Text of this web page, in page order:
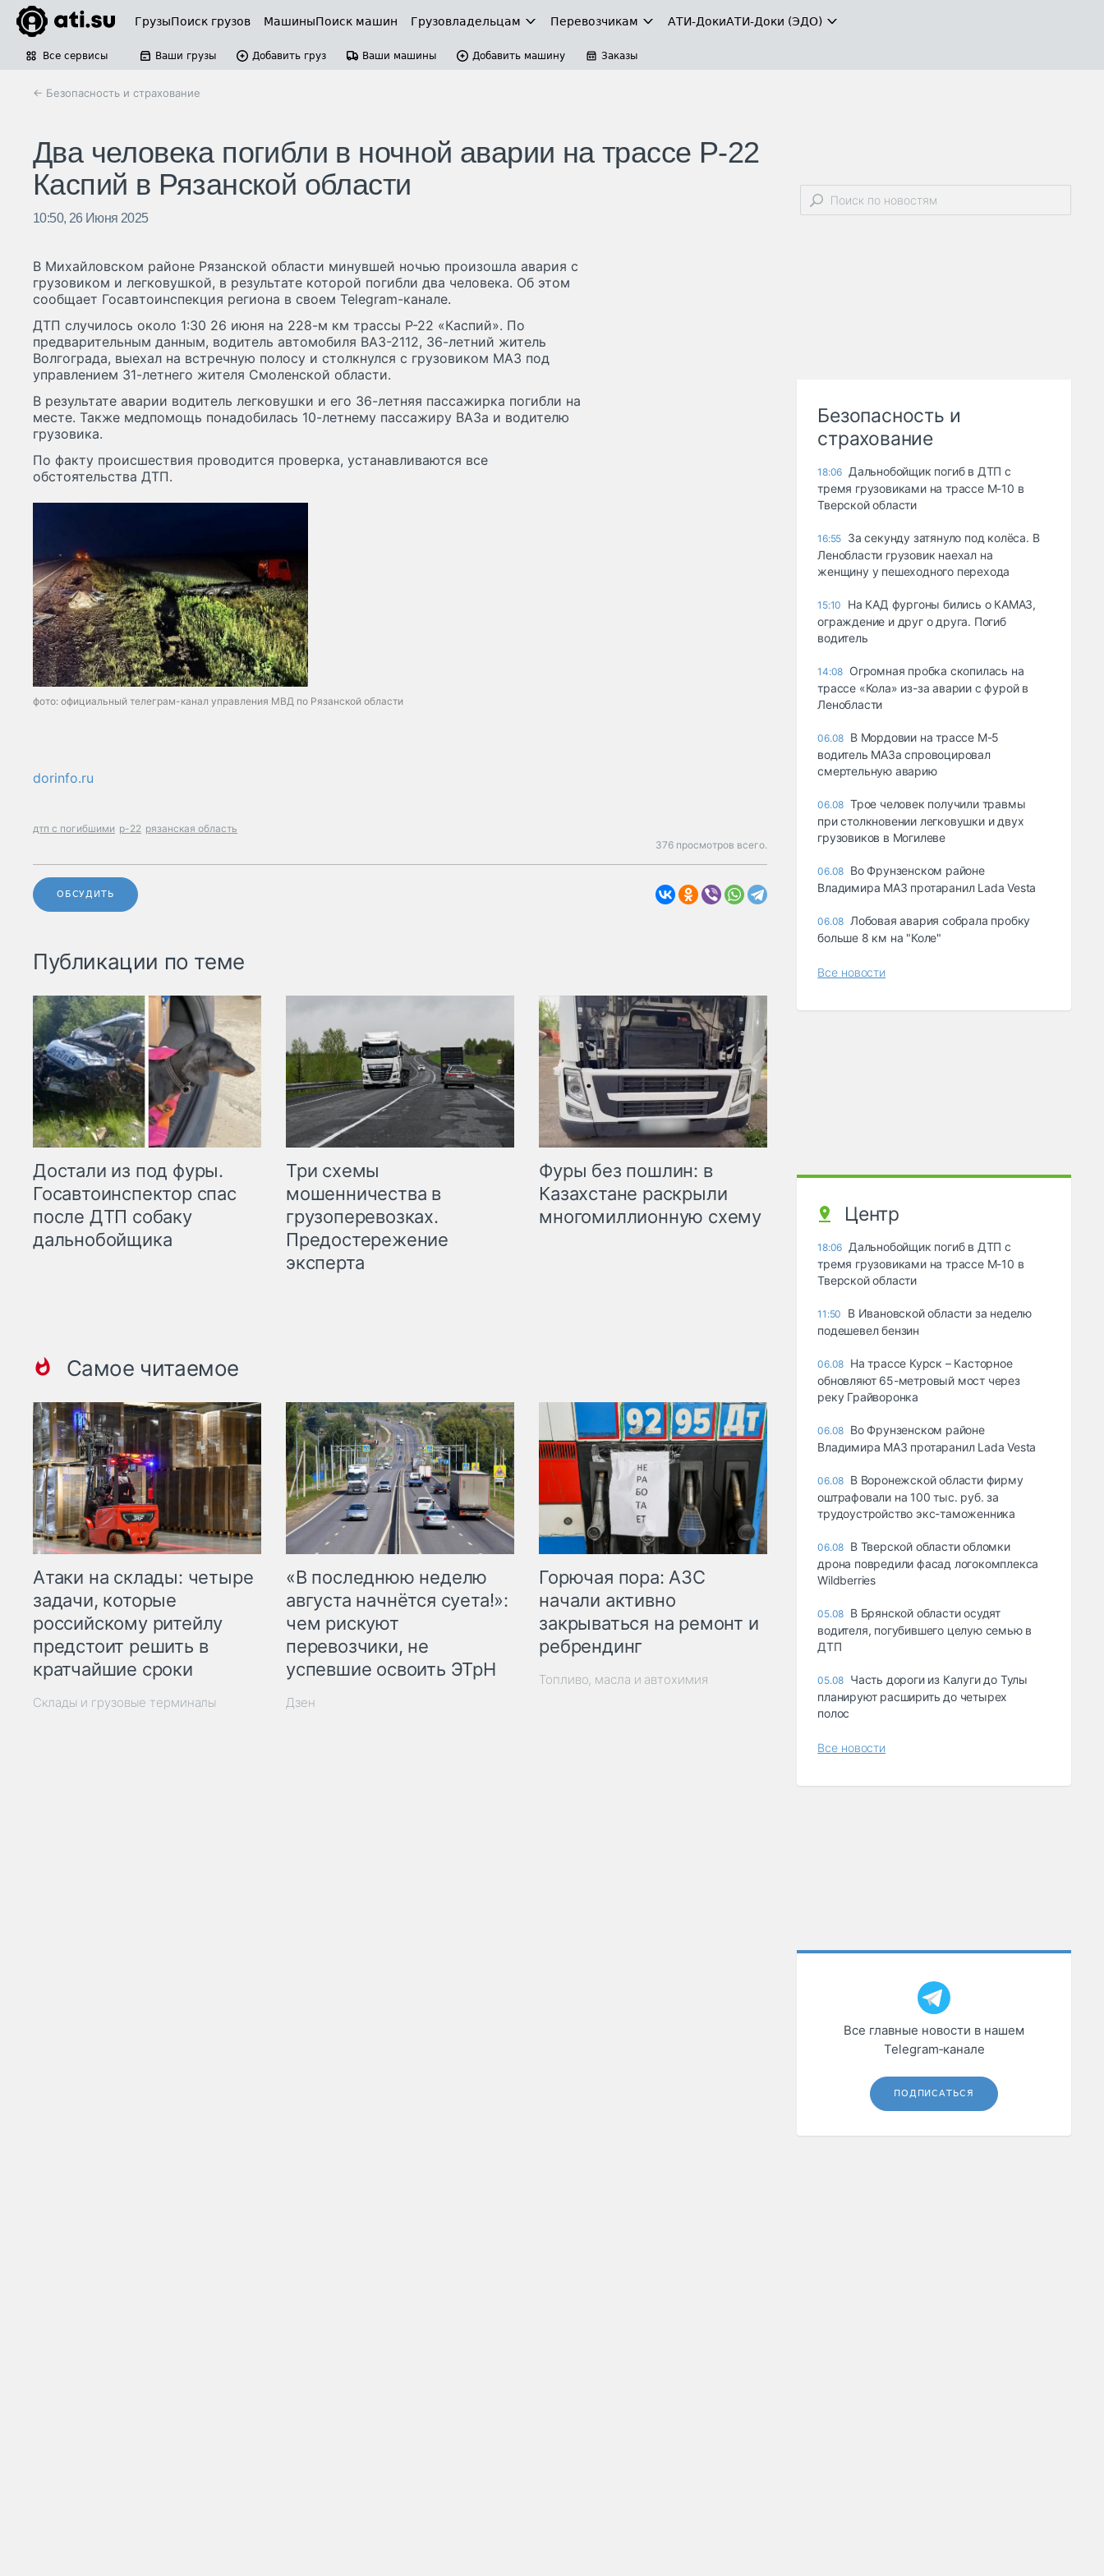
ГрузыПоиск грузов МашиныПоиск машин Грузовладельцам Перевозчикам АТИ-ДокиАТИ-Доки (ЭДО)
Все сервисы Ваши грузы Добавить груз Ваши машины Добавить машину Заказы
← Безопасность и страхование
Два человека погибли в ночной аварии на трассе Р-22
Каспий в Рязанской области
10:50, 26 Июня 2025
В Михайловском районе Рязанской области минувшей ночью произошла авария с
грузовиком и легковушкой, в результате которой погибли два человека. Об этом
сообщает Госавтоинспекция региона в своем Telegram-канале.
ДТП случилось около 1:30 26 июня на 228-м км трассы Р-22 «Каспий». По
предварительным данным, водитель автомобиля ВАЗ-2112, 36-летний житель
Волгограда, выехал на встречную полосу и столкнулся с грузовиком МАЗ под
управлением 31-летнего жителя Смоленской области.
В результате аварии водитель легковушки и его 36-летняя пассажирка погибли на
месте. Также медпомощь понадобилась 10-летнему пассажиру ВАЗа и водителю
грузовика.
По факту происшествия проводится проверка, устанавливаются все
обстоятельства ДТП.
фото: официальный телеграм-канал управления МВД по Рязанской области
dorinfo.ru
дтп с погибшими р-22 рязанская область
376 просмотров всего.
ОБСУДИТЬ
Публикации по теме
Достали из под фуры.
Госавтоинспектор спас
после ДТП собаку
дальнобойщика
Три схемы
мошенничества в
грузоперевозках.
Предостережение
эксперта
Фуры без пошлин: в
Казахстане раскрыли
многомиллионную схему
Самое читаемое
Атаки на склады: четыре
задачи, которые
российскому ритейлу
предстоит решить в
кратчайшие сроки
Склады и грузовые терминалы
«В последнюю неделю
августа начнётся суета!»:
чем рискуют
перевозчики, не
успевшие освоить ЭТрН
Дзен
Горючая пора: АЗС
начали активно
закрываться на ремонт и
ребрендинг
Топливо, масла и автохимия
Безопасность и
страхование
18:06 Дальнобойщик погиб в ДТП с
тремя грузовиками на трассе М-10 в
Тверской области
16:55 За секунду затянуло под колёса. В
Ленобласти грузовик наехал на
женщину у пешеходного перехода
15:10
На КАД фургоны бились о КАМАЗ,
ограждение и друг о друга. Погиб
водитель
14:08 Огромная пробка скопилась на
трассе «Кола» из-за аварии с фурой в
Ленобласти
06.08 В Мордовии на трассе М-5
водитель МАЗа спровоцировал
смертельную аварию
06.08 Трое человек получили травмы
при столкновении легковушки и двух
грузовиков в Могилеве
06.08 Во Фрунзенском районе
Владимира МАЗ протаранил Lada Vesta
06.08 Лобовая авария собрала пробку
больше 8 км на "Коле"
Все новости
Центр
18:06 Дальнобойщик погиб в ДТП с
тремя грузовиками на трассе М-10 в
Тверской области
11:50
В Ивановской области за неделю
подешевел бензин
06.08 На трассе Курск – Касторное
обновляют 65-метровый мост через
реку Грайворонка
06.08 Во Фрунзенском районе
Владимира МАЗ протаранил Lada Vesta
06.08 В Воронежской области фирму
оштрафовали на 100 тыс. руб. за
трудоустройство экс-таможенника
06.08 В Тверской области обломки
дрона повредили фасад логокомплекса
Wildberries
05.08 В Брянской области осудят
водителя, погубившего целую семью в
ДТП
05.08 Часть дороги из Калуги до Тулы
планируют расширить до четырех
полос
Все новости
Все главные новости в нашем
Telegram‑канале
ПОДПИСАТЬСЯ